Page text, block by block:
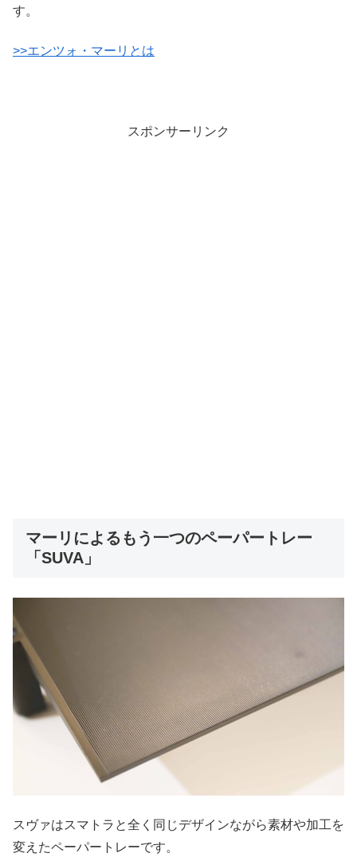
す。
>>エンツォ・マーリとは
スポンサーリンク
マーリによるもう一つのペーパートレー
「SUVA」
スヴァはスマトラと全く同じデザインながら素材や加工を
変えたペーパートレーです。